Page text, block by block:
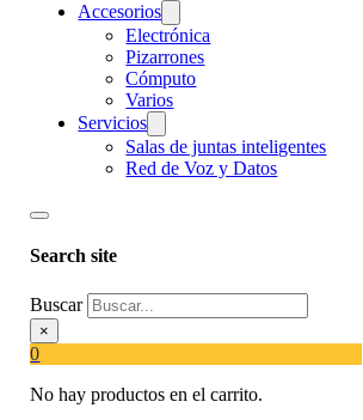
Accesorios
Electrónica
Pizarrones
Cómputo
Varios
Servicios
Salas de juntas inteligentes
Red de Voz y Datos
Search site
Buscar
×
0
No hay productos en el carrito.